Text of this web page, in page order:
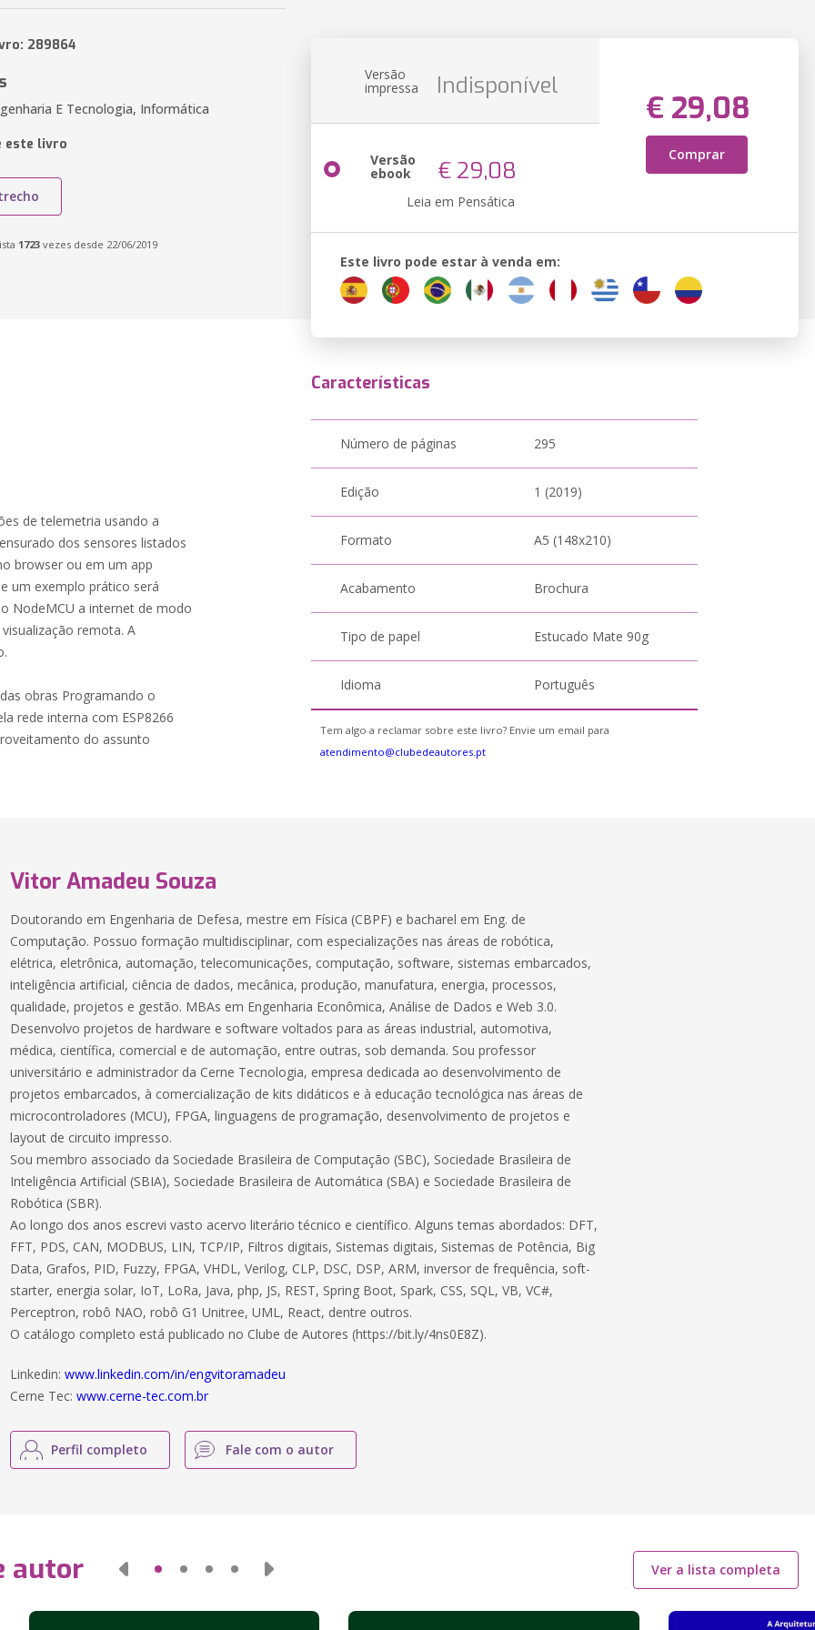
289864
E Tecnologia, Informática
este livro
1723 vezes desde 22/06/2019
Versão
impressa Indisponível
€ 29,08
Comprar
Versão
ebook € 29,08
Leia em Pensática
Este livro pode estar à venda em:
de telemetria usando a
dos sensores listados
browser ou em um app
um exemplo prático será
NodeMCU a internet de modo
remota. A
obras Programando o
rede interna com ESP8266
do assunto
Características
Número de páginas 295
Edição 1 (2019)
Formato A5 (148x210)
Acabamento Brochura
Tipo de papel Estucado Mate 90g
Idioma Português
Tem algo a reclamar sobre este livro? Envie um email para
atendimento@clubedeautores.pt
Vitor Amadeu Souza
Doutorando em Engenharia de Defesa, mestre em Física (CBPF) e bacharel em Eng. de
Computação. Possuo formação multidisciplinar, com especializações nas áreas de robótica,
elétrica, eletrônica, automação, telecomunicações, computação, software, sistemas embarcados,
inteligência artificial, ciência de dados, mecânica, produção, manufatura, energia, processos,
qualidade, projetos e gestão. MBAs em Engenharia Econômica, Análise de Dados e Web 3.0.
Desenvolvo projetos de hardware e software voltados para as áreas industrial, automotiva,
médica, científica, comercial e de automação, entre outras, sob demanda. Sou professor
universitário e administrador da Cerne Tecnologia, empresa dedicada ao desenvolvimento de
projetos embarcados, à comercialização de kits didáticos e à educação tecnológica nas áreas de
microcontroladores (MCU), FPGA, linguagens de programação, desenvolvimento de projetos e
layout de circuito impresso.
Sou membro associado da Sociedade Brasileira de Computação (SBC), Sociedade Brasileira de
Inteligência Artificial (SBIA), Sociedade Brasileira de Automática (SBA) e Sociedade Brasileira de
Robótica (SBR).
Ao longo dos anos escrevi vasto acervo literário técnico e científico. Alguns temas abordados: DFT,
FFT, PDS, CAN, MODBUS, LIN, TCP/IP, Filtros digitais, Sistemas digitais, Sistemas de Potência, Big
Data, Grafos, PID, Fuzzy, FPGA, VHDL, Verilog, CLP, DSC, DSP, ARM, inversor de frequência, soft-
starter, energia solar, IoT, LoRa, Java, php, JS, REST, Spring Boot, Spark, CSS, SQL, VB, VC#,
Perceptron, robô NAO, robô G1 Unitree, UML, React, dentre outros.
O catálogo completo está publicado no Clube de Autores (https://bit.ly/4ns0E8Z).
Linkedin:www.linkedin.com/in/engvitoramadeu
Cerne Tec:www.cerne-tec.com.br
Perfil completo Fale com o autor
autor Ver a lista completa